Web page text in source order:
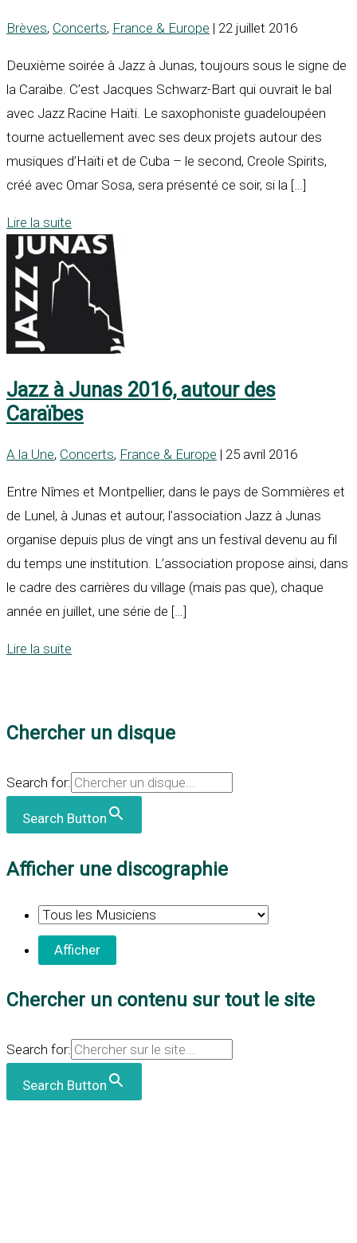
Brèves, Concerts, France & Europe | 22 juillet 2016
Deuxième soirée à Jazz à Junas, toujours sous le signe de
la Caraïbe. C’est Jacques Schwarz-Bart qui ouvrait le bal
avec Jazz Racine Haïti. Le saxophoniste guadeloupéen
tourne actuellement avec ses deux projets autour des
musiques d’Haïti et de Cuba – le second, Creole Spirits,
créé avec Omar Sosa, sera présenté ce soir, si la […]
Lire la suite
Jazz à Junas 2016, autour des
Caraïbes
A la Une, Concerts, France & Europe | 25 avril 2016
Entre Nîmes et Montpellier, dans le pays de Sommières et
de Lunel, à Junas et autour, l’association Jazz à Junas
organise depuis plus de vingt ans un festival devenu au fil
du temps une institution. L’association propose ainsi, dans
le cadre des carrières du village (mais pas que), chaque
année en juillet, une série de […]
Lire la suite
Chercher un disque
Search for:
Search Button
Afficher une discographie
Chercher un contenu sur tout le site
Search for:
Search Button